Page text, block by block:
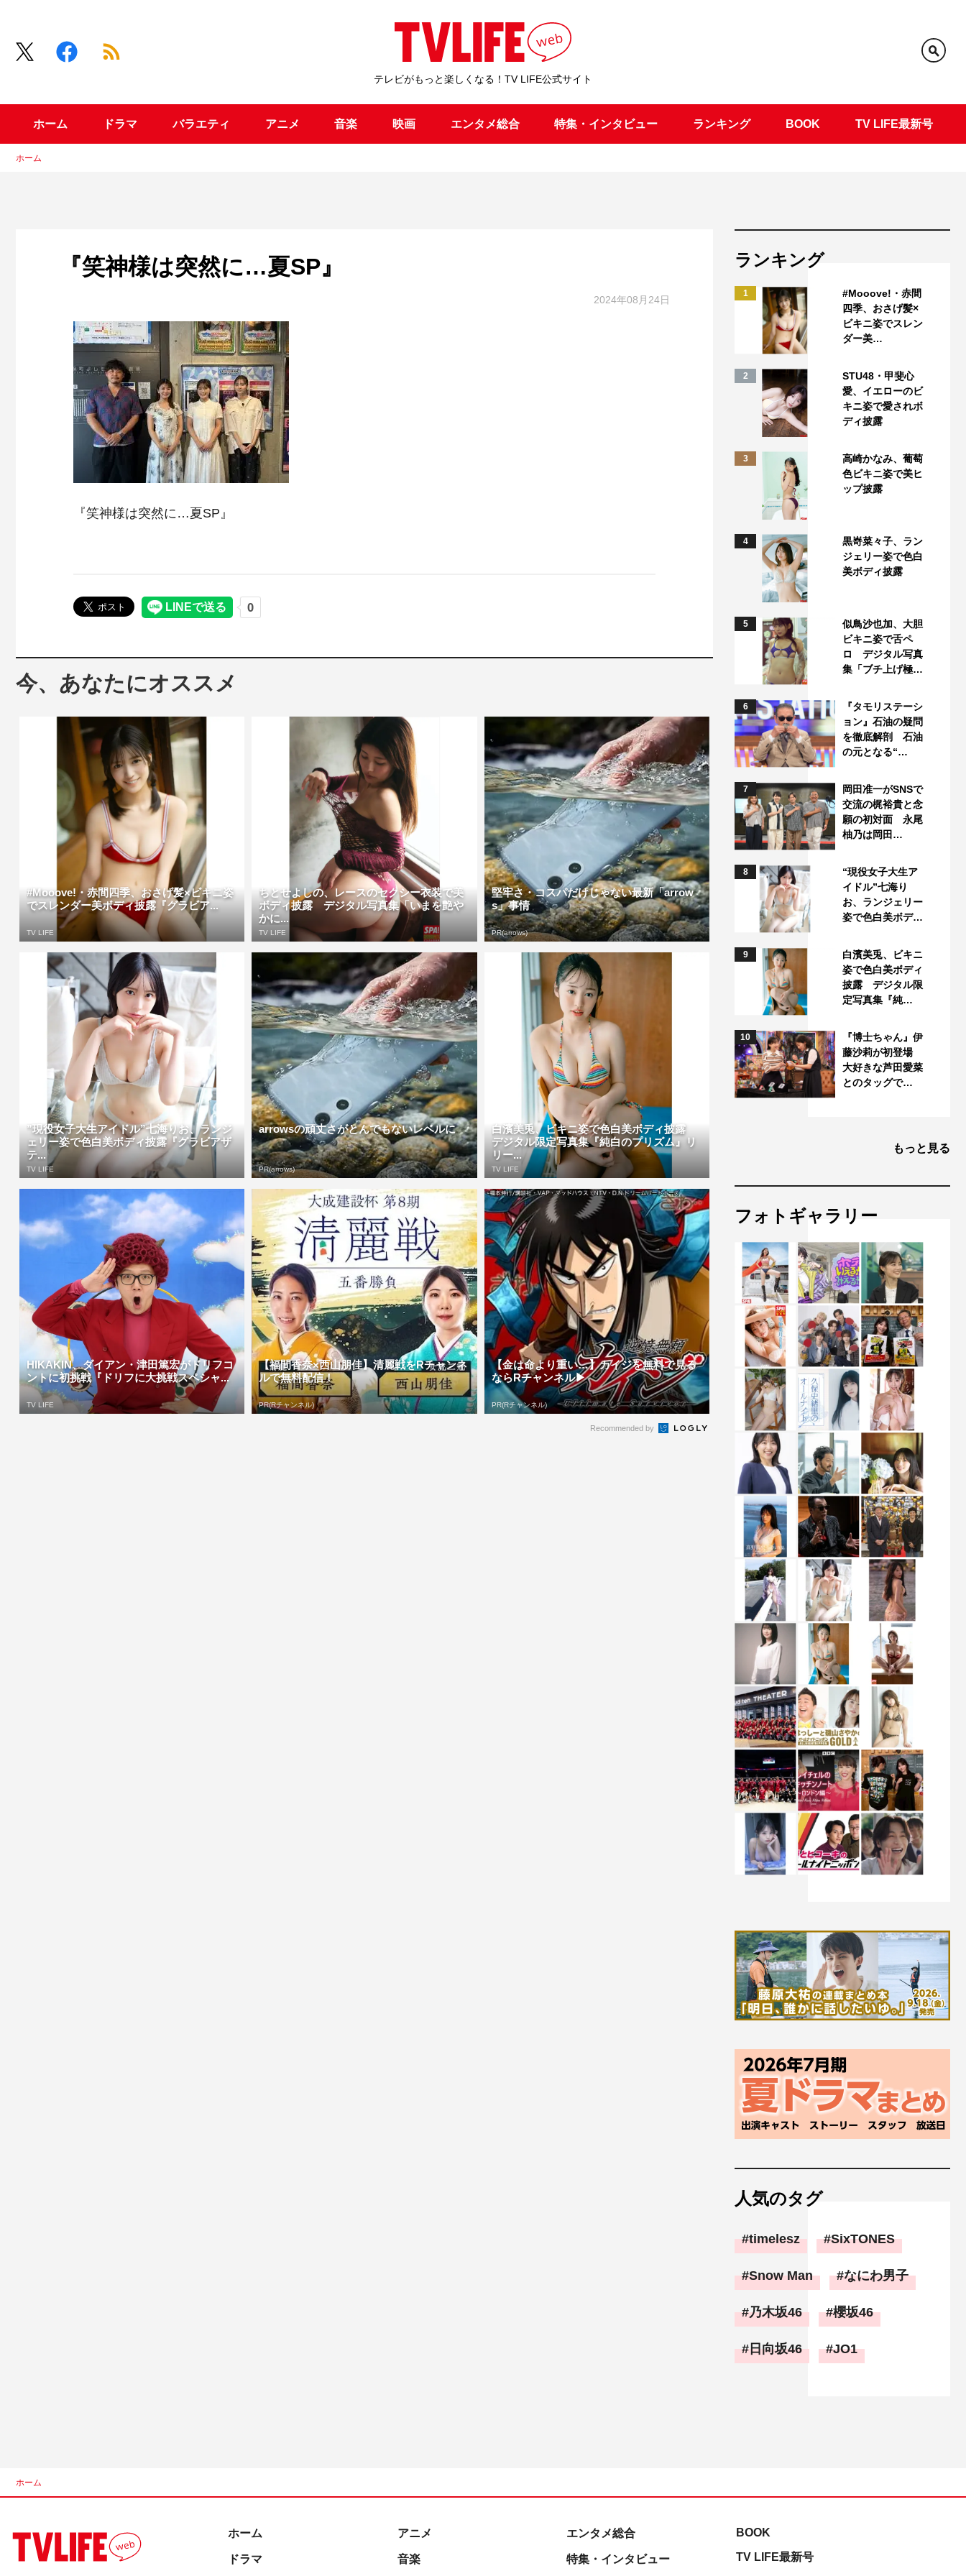
テレビがもっと楽しくなる！TV LIFE公式サイト
ホーム ドラマ バラエティ アニメ 音楽 映画 エンタメ総合 特集・インタビュー ランキング BOOK TV LIFE最新号
ホーム
『笑神様は突然に…夏SP』
2024年08月24日
『笑神様は突然に…夏SP』
今、あなたにオススメ
#Mooove!・赤間四季、おさげ髪×ビキニ姿
でスレンダー美ボディ披露『グラビア...
TV LIFE
ちとせよしの、レースのセクシー衣装で美
ボディ披露 デジタル写真集「いまを艶や
かに...
TV LIFE
堅牢さ・コスパだけじゃない最新「arrow
s」事情
PR(arrows)
”現役女子大生アイドル”七海りお、ランジ
ェリー姿で色白美ボディ披露『グラビアザ
テ...
TV LIFE
arrowsの頑丈さがとんでもないレベルに
PR(arrows)
白濱美兎、ビキニ姿で色白美ボディ披露
デジタル限定写真集『純白のプリズム』リ
リー...
TV LIFE
HIKAKIN、ダイアン・津田篤宏がドリフコ
ントに初挑戦『ドリフに大挑戦スペシャ...
TV LIFE
【福間香奈×西山朋佳】清麗戦をRチャンネ
ルで無料配信！
PR(Rチャンネル)
【金は命より重い…】カイジを無料で見る
ならRチャンネル▶︎
PR(Rチャンネル)
Recommended by
ランキング
1
#Mooove!・赤間
四季、おさげ髪×
ビキニ姿でスレン
ダー美…
2
STU48・甲斐心
愛、イエローのビ
キニ姿で愛されボ
ディ披露
3
高崎かなみ、葡萄
色ビキニ姿で美ヒ
ップ披露
4
黒嵜菜々子、ラン
ジェリー姿で色白
美ボディ披露
5
似鳥沙也加、大胆
ビキニ姿で舌ペ
ロ デジタル写真
集「ブチ上げ極…
6
『タモリステーシ
ョン』石油の疑問
を徹底解剖 石油
の元となる“…
7
岡田准一がSNSで
交流の梶裕貴と念
願の初対面 永尾
柚乃は岡田…
8
“現役女子大生ア
イドル”七海り
お、ランジェリー
姿で色白美ボデ…
9
白濱美兎、ビキニ
姿で色白美ボディ
披露 デジタル限
定写真集『純…
10
『博士ちゃん』伊
藤沙莉が初登場
大好きな芦田愛菜
とのタッグで…
もっと見る
フォトギャラリー
人気のタグ
timelesz SixTONES
Snow Man なにわ男子
乃木坂46 櫻坂46
日向坂46 JO1
ホーム
ホーム
ドラマ
アニメ
音楽
エンタメ総合
特集・インタビュー
BOOK
TV LIFE最新号